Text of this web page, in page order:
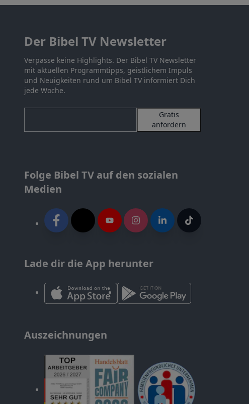
Der Bibel TV Newsletter
Verpasse keine Highlights. Der Bibel TV Newsletter
mit aktuellen Programmtipps, geistlichem Impuls
und Neuigkeiten rund um Bibel TV informiert Dich
jede Woche.
Gratis
anfordern
Folge Bibel TV auf den sozialen
Medien
Lade dir die App herunter
Auszeichnungen